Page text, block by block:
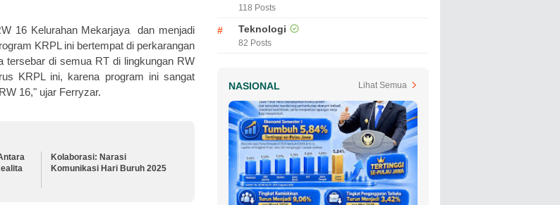
16 Kelurahan Mekarjaya dan menjadi
KRPL ini bertempat di perkarangan
tersebar di semua RT di lingkungan RW
KRPL ini, karena program ini sangat
16," ujar Ferryzar.
Kolaborasi: Narasi
Komunikasi Hari Buruh 2025
118 Posts
Teknologi
82 Posts
NASIONAL Lihat Semua